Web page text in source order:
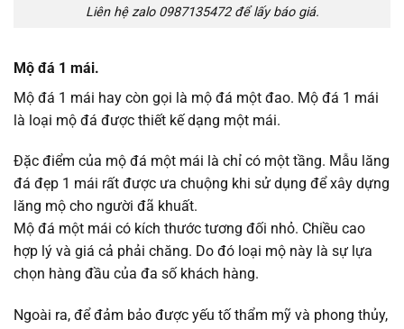
Liên hệ zalo 0987135472 để lấy báo giá.
Mộ đá 1 mái.
Mộ đá 1 mái hay còn gọi là mộ đá một đao. Mộ đá 1 mái
là loại mộ đá được thiết kế dạng một mái.
Đặc điểm của mộ đá một mái là chỉ có một tầng. Mẫu lăng
đá đẹp 1 mái rất được ưa chuộng khi sử dụng để xây dựng
lăng mộ cho người đã khuất.
Mộ đá một mái có kích thước tương đối nhỏ. Chiều cao
hợp lý và giá cả phải chăng. Do đó loại mộ này là sự lựa
chọn hàng đầu của đa số khách hàng.
Ngoài ra, để đảm bảo được yếu tố thẩm mỹ và phong thủy,